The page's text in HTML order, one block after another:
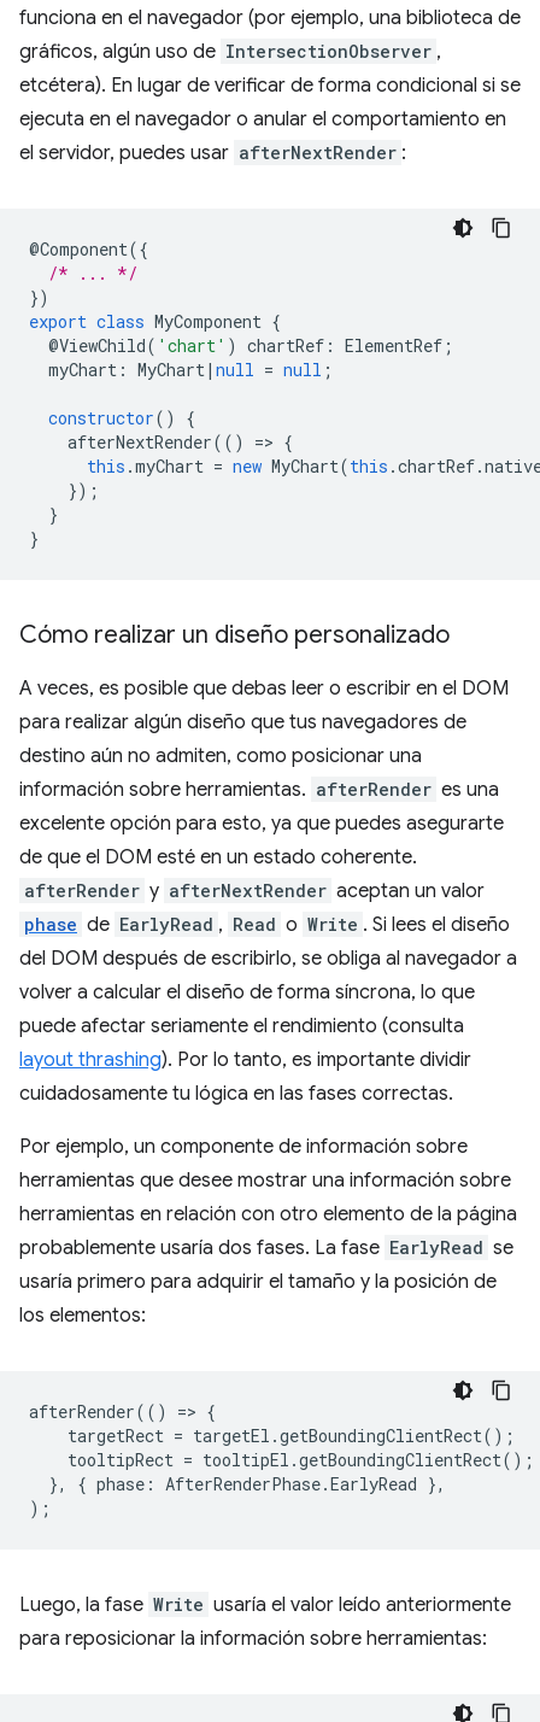
funciona en el navegador (por ejemplo, una biblioteca de
gráficos, algún uso de IntersectionObserver ,
etcétera). En lugar de verificar de forma condicional si se
ejecuta en el navegador o anular el comportamiento en
el servidor, puedes usar afterNextRender :
@Component({
/* ... */
})
export class MyComponent {
@ViewChild( 'chart' ) chartRef : ElementRef ;
myChart : MyChart| null = null ;
constructor()
{
afterNextRender(() => {
this .myChart = new MyChart(this .chartRef.
});
}
}
Cómo realizar un diseño personalizado
A veces, es posible que debas leer o escribir en el DOM
para realizar algún diseño que tus navegadores de
destino aún no admiten, como posicionar una
información sobre herramientas. afterRender es una
excelente opción para esto, ya que puedes asegurarte
de que el DOM esté en un estado coherente.
afterRender y afterNextRender aceptan un valor
phase de EarlyRead , Read o Write . Si lees el diseño
del DOM después de escribirlo, se obliga al navegador a
volver a calcular el diseño de forma síncrona, lo que
puede afectar seriamente el rendimiento (consulta
layout thrashing). Por lo tanto, es importante dividir
cuidadosamente tu lógica en las fases correctas.
Por ejemplo, un componente de información sobre
herramientas que desee mostrar una información sobre
herramientas en relación con otro elemento de la página
probablemente usaría dos fases. La fase EarlyRead se
usaría primero para adquirir el tamaño y la posición de
los elementos:
afterRender(() => {
targetRect = targetEl .getBoundingClientRect();
tooltipRect = tooltipEl .getBoundingClientRect();
},
{ phase : AfterRenderPhase.EarlyRead },
);
Luego, la fase Write usaría el valor leído anteriormente
para reposicionar la información sobre herramientas: